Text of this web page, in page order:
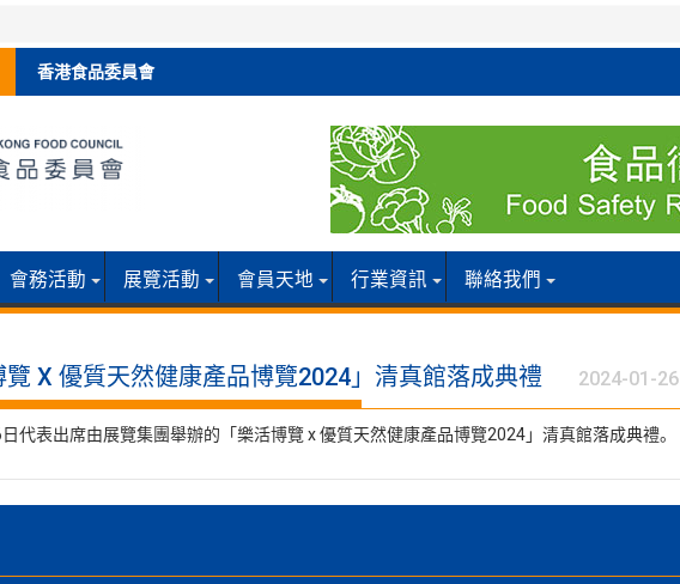
香港食品委員會
會務活動 展覽活動 會員天地 行業資訊 聯絡我們
X 優質天然健康產品博覽2024」清真館落成典禮 2024-01-26
代表出席由展覽集團舉辦的「樂活博覽 x 優質天然健康產品博覽2024」清真館落成典禮。